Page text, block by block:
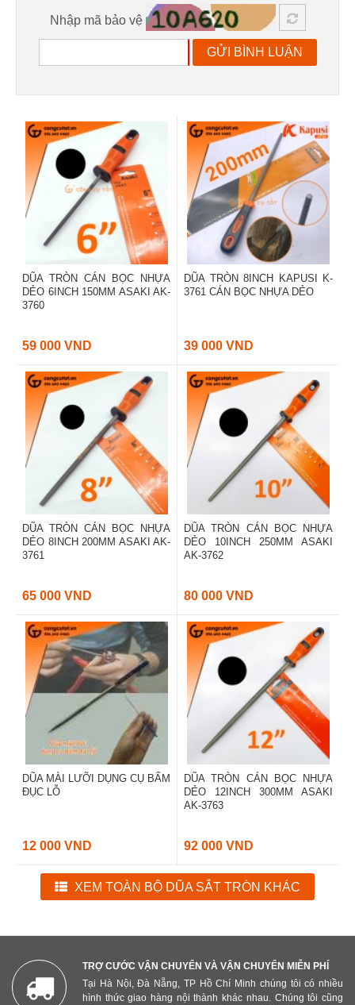
Nhập mã bảo vệ
GỬI BÌNH LUẬN
DŨA TRÒN CÁN BỌC NHỰA
DẺO 6INCH 150MM ASAKI AK-
3760
59 000 VND
DŨA TRÒN 8INCH KAPUSI K-
3761 CÁN BỌC NHỰA DẺO
39 000 VND
DŨA TRÒN CÁN BỌC NHỰA
DẺO 8INCH 200MM ASAKI AK-
3761
65 000 VND
DŨA TRÒN CÁN BỌC NHỰA
DẺO 10INCH 250MM ASAKI
AK-3762
80 000 VND
DŨA MÀI LƯỠI DỤNG CỤ BẤM
ĐỤC LỖ
12 000 VND
DŨA TRÒN CÁN BỌC NHỰA
DẺO 12INCH 300MM ASAKI
AK-3763
92 000 VND
XEM TOÀN BỘ DŨA SẮT TRÒN KHÁC
TRỢ CƯỚC VẬN CHUYỂN VÀ VẬN CHUYỂN MIỄN PHÍ
Tại Hà Nội, Đà Nẵng, TP Hồ Chí Minh chúng tôi có nhiều
hình thức giao hàng nội thành khác nhau. Chúng tôi cũng